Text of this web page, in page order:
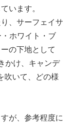
います。
、サーフェイサ
ホワイト・ブ
の下地として
かけ、キャンデ
吹いて、どの様
が、参考程度に